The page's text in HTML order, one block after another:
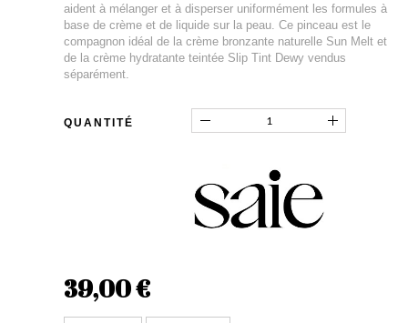
aident à mélanger et à disperser uniformément les formules à
base de crème et de liquide sur la peau. Ce pinceau est le
compagnon idéal de la crème bronzante naturelle Sun Melt et
de la crème hydratante teintée Slip Tint Dewy vendus
séparément.
QUANTITÉ
39,00 €